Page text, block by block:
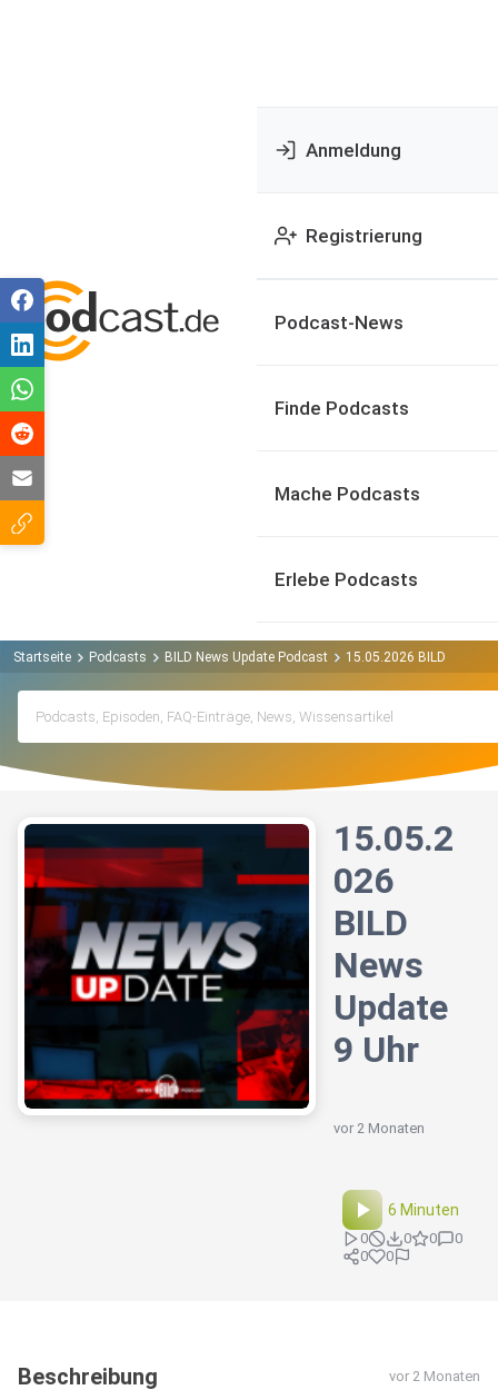
Anmeldung
Registrierung
Podcast-News
Finde Podcasts
Mache Podcasts
Erlebe Podcasts
Startseite Podcasts BILD News Update Podcast 15.05.2026 BILD News
15.05.2
026
BILD
News
Update
9 Uhr
vor 2 Monaten
6 Minuten
0 0 0
0
0
0
Beschreibung vor 2 Monaten